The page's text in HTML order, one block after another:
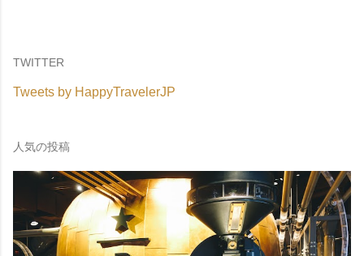
TWITTER
Tweets by HappyTravelerJP
人気の投稿